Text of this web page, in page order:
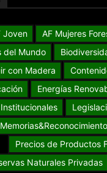
Joven AF Mujeres
del Mundo
con Madera
Energías
Institucionales
Precios de Productos
Naturales Privadas